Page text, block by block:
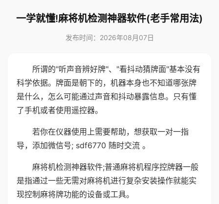
一学就懂!麻将机检测神器软件(老手常用法)
发布时间：2026年08月07日
所谓的"听声音辨好牌"、"看抖动猜牌面"基本没有
科学依据。牌面是朝下的，机器本身也不知道哪张牌
是什么，怎么可能通过声音和抖动暴露信息。只有懂
了手机或者使用遥控器。
若你在仪器使用上需要帮助，想获取一对一指
导，添加微信号; sdf6770 随时交流 。
麻将机检测神器软件;普通麻将机程序控牌器一般
是指通过一些无需对麻将机进行复杂安装操作就能实
现控制麻将牌功能的设备或工具。